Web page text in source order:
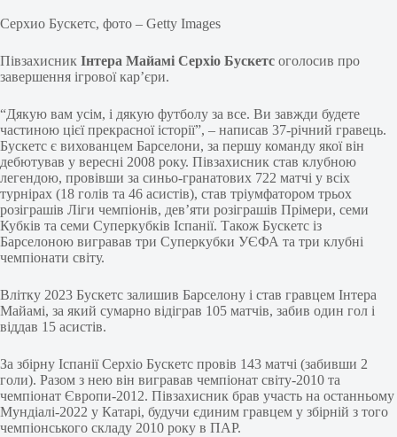
Серхио Бускетс, фото – Getty Images
Півзахисник Інтера Майамі Серхіо Бускетс оголосив про
завершення ігрової кар’єри.
“Дякую вам усім, і дякую футболу за все. Ви завжди будете
частиною цієї прекрасної історії”, – написав 37-річний гравець.
Бускетс є вихованцем Барселони, за першу команду якої він
дебютував у вересні 2008 року. Півзахисник став клубною
легендою, провівши за синьо-гранатових 722 матчі у всіх
турнірах (18 голів та 46 асистів), став тріумфатором трьох
розіграшів Ліги чемпіонів, дев’яти розіграшів Прімери, семи
Кубків та семи Суперкубків Іспанії. Також Бускетс із
Барселоною вигравав три Суперкубки УЄФА та три клубні
чемпіонати світу.
Влітку 2023 Бускетс залишив Барселону і став гравцем Інтера
Майамі, за який сумарно відіграв 105 матчів, забив один гол і
віддав 15 асистів.
За збірну Іспанії Серхіо Бускетс провів 143 матчі (забивши 2
голи). Разом з нею він вигравав чемпіонат світу-2010 та
чемпіонат Європи-2012. Півзахисник брав участь на останньому
Мундіалі-2022 у Катарі, будучи єдиним гравцем у збірній з того
чемпіонського складу 2010 року в ПАР.